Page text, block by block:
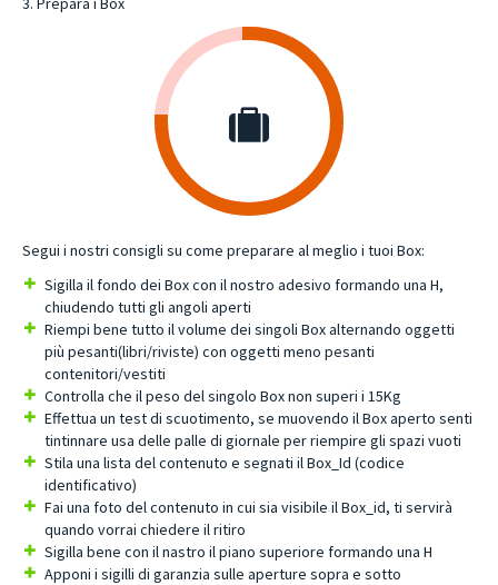
Segui i nostri consigli su come preparare al meglio i tuoi Box:
Sigilla il fondo dei Box con il nostro adesivo formando una H,
chiudendo tutti gli angoli aperti
Riempi bene tutto il volume dei singoli Box alternando oggetti
più pesanti(libri/riviste) con oggetti meno pesanti
contenitori/vestiti
Controlla che il peso del singolo Box non superi i 15Kg
Effettua un test di scuotimento, se muovendo il Box aperto senti
tintinnare usa delle palle di giornale per riempire gli spazi vuoti
Stila una lista del contenuto e segnati il Box_Id (codice
identificativo)
Fai una foto del contenuto in cui sia visibile il Box_id, ti servirà
quando vorrai chiedere il ritiro
Sigilla bene con il nastro il piano superiore formando una H
Apponi i sigilli di garanzia sulle aperture sopra e sotto